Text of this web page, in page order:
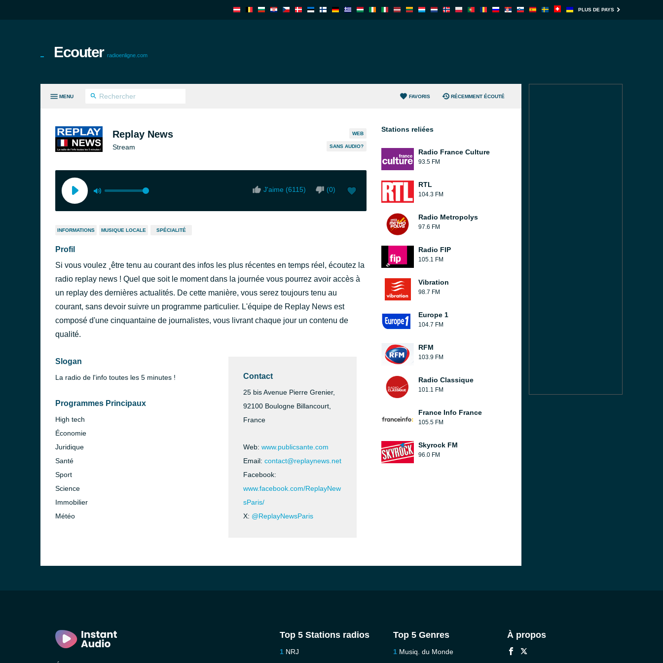
PLUS DE PAYS
Ecouter radioenligne.com
MENU FAVORIS RÉCEMMENT ÉCOUTÉ
Replay News
Stream
WEB
SANS AUDIO?
J'aime (6115) (0)
INFORMATIONS MUSIQUE LOCALE SPÉCIALITÉ
Profil
Si vous voulez ¸être tenu au courant des infos les plus récentes en temps réel, écoutez la
radio replay news ! Quel que soit le moment dans la journée vous pourrez avoir accès à
un replay des dernières actualités. De cette manière, vous serez toujours tenu au
courant, sans devoir suivre un programme particulier. L'équipe de Replay News est
composé d'une cinquantaine de journalistes, vous livrant chaque jour un contenu de
qualité.
Slogan
La radio de l'info toutes les 5 minutes !
Programmes Principaux
High tech
Économie
Juridique
Santé
Sport
Science
Immobilier
Météo
Contact
25 bis Avenue Pierre Grenier,
92100 Boulogne Billancourt,
France
Web: www.publicsante.com
Email: contact@replaynews.net
Facebook:
www.facebook.com/ReplayNew
sParis/
X: @ReplayNewsParis
Stations reliées
Radio France Culture
93.5 FM
RTL
104.3 FM
Radio Metropolys
97.6 FM
Radio FIP
105.1 FM
Vibration
98.7 FM
Europe 1
104.7 FM
RFM
103.9 FM
Radio Classique
101.1 FM
France Info France
105.5 FM
Skyrock FM
96.0 FM
Top 5 Stations radios
NRJ
Top 5 Genres
Musiq. du Monde
À propos